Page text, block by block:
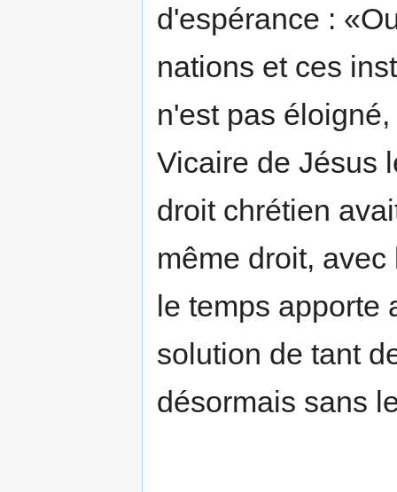
d'espérance :
nations et ces
n'est pas
Vicaire de Jésus
droit chrétien
même droit,
le temps apporte
solution de tant
désormais sans